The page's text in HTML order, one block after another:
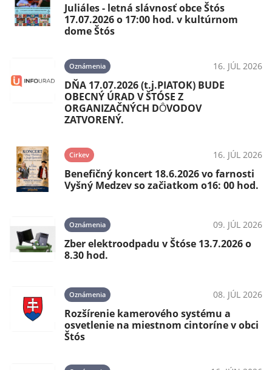
Juliáles - letná slávnosť obce Štós
17.07.2026 o 17:00 hod. v kultúrnom
dome Štós
Oznámenia 16. JÚL 2026
DŇA 17.07.2026 (t.j.PIATOK) BUDE
OBECNÝ ÚRAD V ŠTÓSE Z
ORGANIZAČNÝCH DȎVODOV
ZATVORENÝ.
Cirkev 16. JÚL 2026
Benefičný koncert 18.6.2026 vo farnosti
Vyšný Medzev so začiatkom o16: 00 hod.
Oznámenia 09. JÚL 2026
Zber elektroodpadu v Štóse 13.7.2026 o
8.30 hod.
Oznámenia 08. JÚL 2026
Rozšírenie kamerového systému a
osvetlenie na miestnom cintoríne v obci
Štós